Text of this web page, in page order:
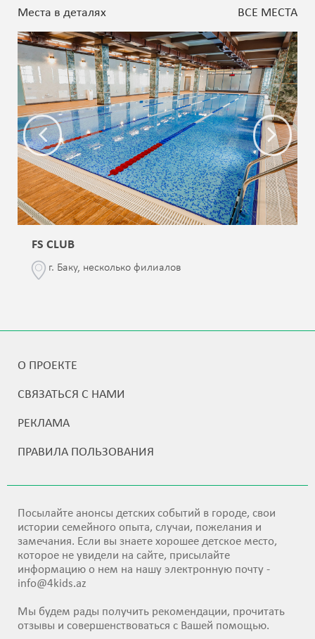
Места в деталях ВСЕ МЕСТА
FS CLUB
г. Баку, несколько филиалов
О ПРОЕКТЕ
СВЯЗАТЬСЯ С НАМИ
РЕКЛАМА
ПРАВИЛА ПОЛЬЗОВАНИЯ
Посылайте анонсы детских событий в городе, свои
истории семейного опыта, случаи, пожелания и
замечания. Если вы знаете хорошее детское место,
которое не увидели на сайте, присылайте
информацию о нем на нашу электронную почту -
info@4kids.az
Мы будем рады получить рекомендации, прочитать
отзывы и совершенствоваться с Вашей помощью.